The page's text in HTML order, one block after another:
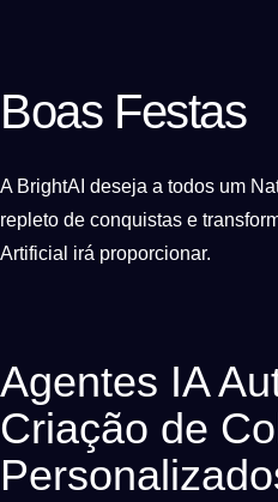
Boas Festas
A BrightAI deseja a todos um
repleto de conquistas e
Artificial irá proporcionar.
Agentes IA
Criação de